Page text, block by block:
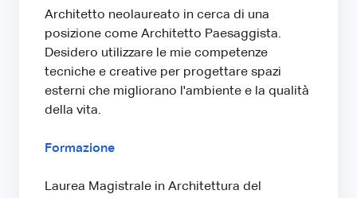
Architetto neolaureato in cerca di una
posizione come Architetto Paesaggista.
Desidero utilizzare le mie competenze
tecniche e creative per progettare spazi
esterni che migliorano l'ambiente e la qualità
della vita.
Formazione
Laurea Magistrale in Architettura del